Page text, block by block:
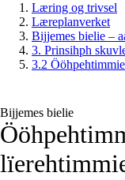
Læring og trivsel
Læreplanverket
Bijjemes bielie –
3. Prinsihph
3.2
Bijjemes bielie